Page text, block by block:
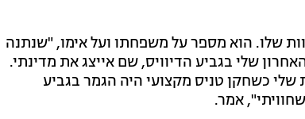
שלו. הוא מספר על משפחתו ועל אימו, "שנתנה
שלי בגביע הדיוויס, שם אייצג את מדינתי.
שלי כשחקן טניס מקצועי היה הגמר בגביע